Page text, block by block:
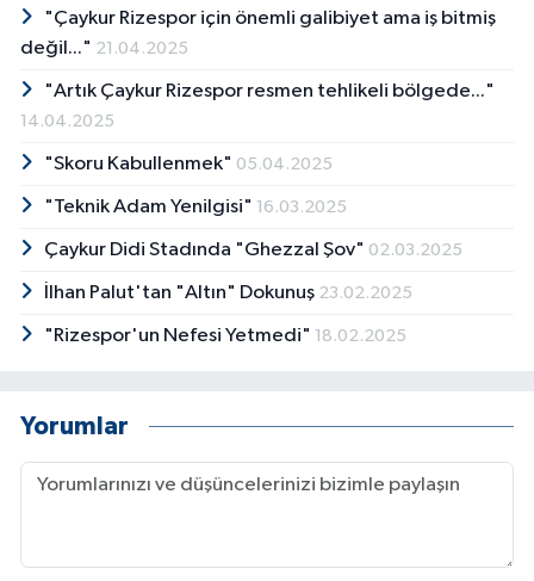
"Çaykur Rizespor için önemli galibiyet ama iş bitmiş
değil..." 21.04.2025
"Artık Çaykur Rizespor resmen tehlikeli bölgede..."
14.04.2025
"Skoru Kabullenmek" 05.04.2025
"Teknik Adam Yenilgisi" 16.03.2025
Çaykur Didi Stadında "Ghezzal Şov" 02.03.2025
İlhan Palut'tan "Altın" Dokunuş 23.02.2025
"Rizespor'un Nefesi Yetmedi" 18.02.2025
Yorumlar